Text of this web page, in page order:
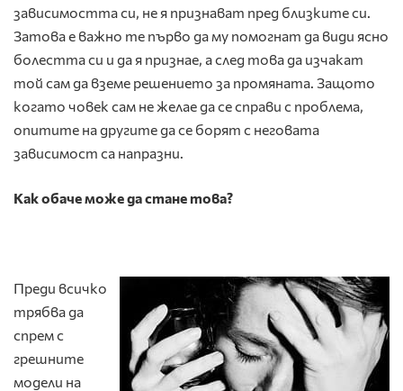
зависимостта си, не я признават пред близките си.
Затова е важно те първо да му помогнат да види ясно
болестта си и да я признае, а след това да изчакат
той сам да вземе решението за промяната. Защото
когато човек сам не желае да се справи с проблема,
опитите на другите да се борят с неговата
зависимост са напразни.
Как обаче може да стане това?
Преди всичко
трябва да
спрем с
грешните
модели на